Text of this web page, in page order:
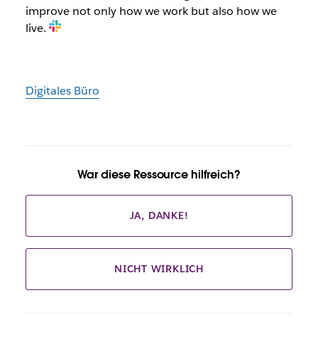
improve not only how we work but also how we
live.
Digitales Büro
War diese Ressource hilfreich?
JA, DANKE!
NICHT WIRKLICH